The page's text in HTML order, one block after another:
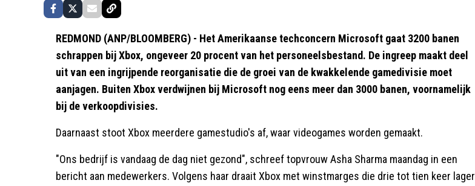
REDMOND (ANP/BLOOMBERG) - Het Amerikaanse techconcern Microsoft gaat 3200 banen
schrappen bij Xbox, ongeveer 20 procent van het personeelsbestand. De ingreep maakt deel
uit van een ingrijpende reorganisatie die de groei van de kwakkelende gamedivisie moet
aanjagen. Buiten Xbox verdwijnen bij Microsoft nog eens meer dan 3000 banen, voornamelijk
bij de verkoopdivisies.
Daarnaast stoot Xbox meerdere gamestudio's af, waar videogames worden gemaakt.
"Ons bedrijf is vandaag de dag niet gezond", schreef topvrouw Asha Sharma maandag in een
bericht aan medewerkers. Volgens haar draait Xbox met winstmarges die drie tot tien keer lager